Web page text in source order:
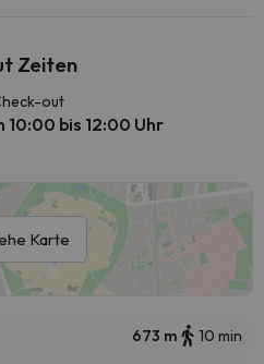
Zeiten
out
10:00 bis 12:00 Uhr
Karte
673 m 10 min